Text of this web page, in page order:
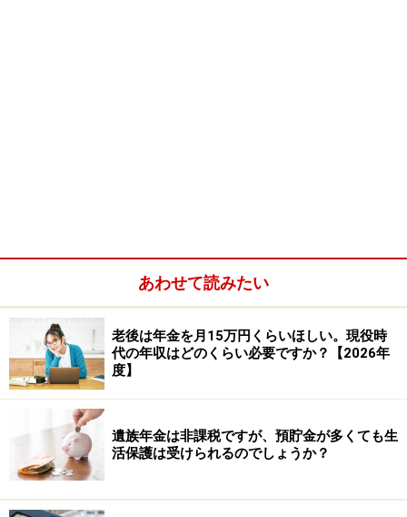
分が遺族厚生年金として支給されることになります。
あわせて読みたい
老後は年金を月15万円くらいほしい。現役時
代の年収はどのくらい必要ですか？【2026年
度】
遺族年金は非課税ですが、預貯金が多くても生
活保護は受けられるのでしょうか？